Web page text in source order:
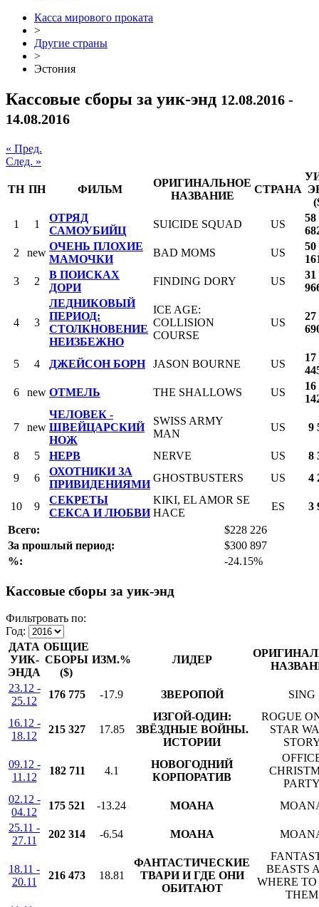
Касса мирового проката
>
Другие страны
>
Эстония
Кассовые сборы за уик-энд 12.08.2016 -
14.08.2016
« Пред.
След. »
ТН ПН ФИЛЬМ
ОРИГИНАЛЬНОЕ
НАЗВАНИЕ
СТРАНА
1
1
ОТРЯД
САМОУБИЙЦ
SUICIDE SQUAD US
58
2
new
ОЧЕНЬ ПЛОХИЕ
МАМОЧКИ
BAD MOMS US
50
3
2
В ПОИСКАХ
ДОРИ
FINDING DORY US
31
4 3
ЛЕДНИКОВЫЙ
ПЕРИОД:
СТОЛКНОВЕНИЕ
НЕИЗБЕЖНО
ICE AGE:
COLLISION
COURSE
US
27
5 4 ДЖЕЙСОН БОРН JASON BOURNE US
17
6
new ОТМЕЛЬ THE SHALLOWS US
16
7 new
ЧЕЛОВЕК -
ШВЕЙЦАРСКИЙ
НОЖ
SWISS ARMY
MAN
US 9
8 5 НЕРВ NERVE US
8
9
6
ОХОТНИКИ ЗА
ПРИВИДЕНИЯМИ
GHOSTBUSTERS US 4
10 9
СЕКРЕТЫ
СЕКСА И ЛЮБВИ
KIKI, EL AMOR SE
HACE
ES
3
Всего:
$228 226
За прошлый период:
$300 897
%:
-24.15%
Кассовые сборы за уик-энд
Фильтровать по:
Год:
ДАТА
УИК-
ЭНДА
ОБЩИЕ
СБОРЫ
($)
ИЗМ.% ЛИДЕР
23.12 -
25.12
176 775 -17.9 ЗВЕРОПОЙ SING
16.12 -
18.12
215 327 17.85
ИЗГОЙ-ОДИН:
ЗВЁЗДНЫЕ ВОЙНЫ.
ИСТОРИИ
ROGUE
STAR
09.12 -
11.12
182 711 4.1
НОВОГОДНИЙ
КОРПОРАТИВ
02.12 -
04.12
175 521 -13.24 МОАНА
25.11 -
27.11
202 314 -6.54 МОАНА
18.11 -
20.11
216 473 18.81
ФАНТАСТИЧЕСКИЕ
ТВАРИ И ГДЕ ОНИ
ОБИТАЮТ
BEASTS
WHERE
THEM